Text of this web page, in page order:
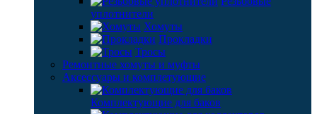
уплотнители
Хомуты
Прокладки
Тросы
Ремонтные хомуты и муфты
Аксессуары и комплетующие
Комплектующие для баков